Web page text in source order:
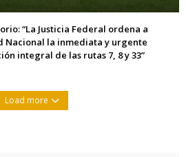
“La Justicia Federal ordena a
Nacional la inmediata y urgente
integral de las rutas 7, 8 y 33”
Load more